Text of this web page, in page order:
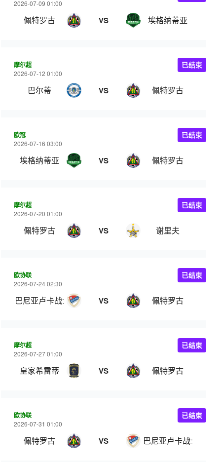
2026-07-09 01:00
佩特罗古 VS 埃格纳蒂亚
摩尔超
2026-07-12 01:00
巴尔蒂 VS 佩特罗古
已结束
欧冠
2026-07-16 03:00
埃格纳蒂亚 VS 佩特罗古
已结束
摩尔超
2026-07-20 01:00
佩特罗古 VS 谢里夫
已结束
欧协联
2026-07-24 02:30
巴尼亚卢卡战士 VS 佩特罗古
已结束
摩尔超
2026-07-27 01:00
皇家希雷蒂 VS 佩特罗古
已结束
欧协联
2026-07-31 01:00
佩特罗古 VS 巴尼亚卢卡战士
已结束